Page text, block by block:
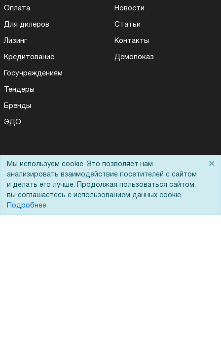
Оплата
Для дилеров
Лизинг
Кредитование
Госучреждениям
Тендеры
Бренды
ЭДО
Новости
Статьи
Контакты
Демопоказ
Реквизиты
Мы используем cookie. Это позволяет нам
анализировать взаимодействие посетителей с сайтом
и делать его лучше. Продолжая пользоваться сайтом,
вы соглашаетесь с использованием данных cookie.
Подробнее
×